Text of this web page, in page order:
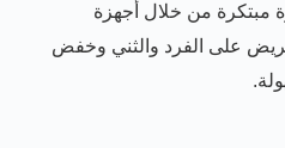
مبتكرة من خلال أجهزة
على الفرد والثني وخفض